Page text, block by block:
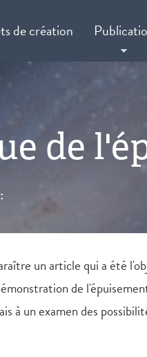
de création
de
un article qui a été
de
à un examen des